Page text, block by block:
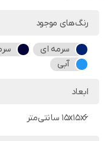
رنگ‌های موجود
سرمه ای
آبی
ابعاد
15x15x6 سانتی‌متر